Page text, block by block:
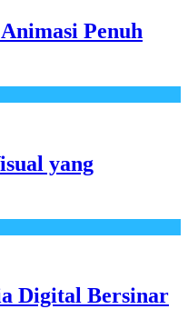
Penuh
yang
Digital Bersinar